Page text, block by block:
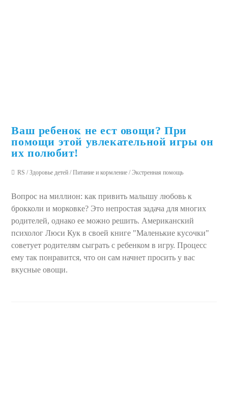
Ваш ребенок не ест овощи? При
помощи этой увлекательной игры он
их полюбит!
RS / Здоровье детей / Питание и кормление / Экстренная помощь
Вопрос на миллион: как привить малышу любовь к
брокколи и морковке? Это непростая задача для многих
родителей, однако ее можно решить. Американский
психолог Люси Кук в своей книге "Маленькие кусочки"
советует родителям сыграть с ребенком в игру. Процесс
ему так понравится, что он сам начнет просить у вас
вкусные овощи.